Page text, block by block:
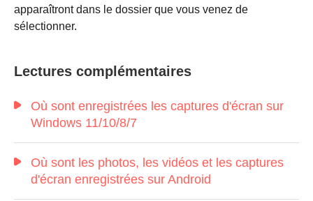
apparaîtront dans le dossier que vous venez de
sélectionner.
Lectures complémentaires
Où sont enregistrées les captures d'écran sur
Windows 11/10/8/7
Où sont les photos, les vidéos et les captures
d'écran enregistrées sur Android